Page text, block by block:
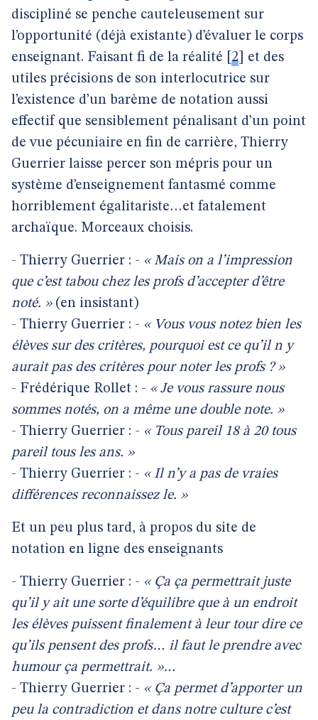
discipliné se penche cauteleusement sur
l’opportunité (déjà existante) d’évaluer le corps
enseignant. Faisant fi de la réalité
2
et des
utiles précisions de son interlocutrice sur
l’existence d’un barème de notation aussi
effectif que sensiblement pénalisant d’un point
de vue pécuniaire en fin de carrière, Thierry
Guerrier laisse percer son mépris pour un
système d’enseignement fantasmé comme
horriblement égalitariste…et fatalement
archaïque. Morceaux choisis.
- Thierry Guerrier : - « Mais on a l’impression
que c’est tabou chez les profs d’accepter d’être
noté. »(en insistant)
- Thierry Guerrier : - « Vous vous notez bien les
élèves sur des critères, pourquoi est ce qu’il n y
aurait pas des critères pour noter les profs ? »
- Frédérique Rollet : - « Je vous rassure nous
sommes notés, on a même une double note. »
- Thierry Guerrier : - « Tous pareil 18 à 20 tous
pareil tous les ans. »
- Thierry Guerrier : - « Il n’y a pas de vraies
différences reconnaissez le. »
Et un peu plus tard, à propos du site de
notation en ligne des enseignants
- Thierry Guerrier : - « Ça ça permettrait juste
qu’il y ait une sorte d’équilibre que à un endroit
les élèves puissent finalement à leur tour dire ce
qu’ils pensent des profs… il faut le prendre avec
humour ça permettrait. »…
- Thierry Guerrier : - « Ça permet d’apporter un
peu la contradiction et dans notre culture c’est